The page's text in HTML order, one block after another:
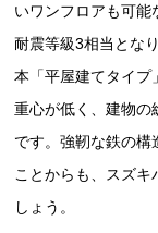
いワンフロアも可
耐震等級3相当とな
本「平屋建てタイプ
重心が低く、建物の
です。強靭な鉄の構
ことからも、スズ
しょう。